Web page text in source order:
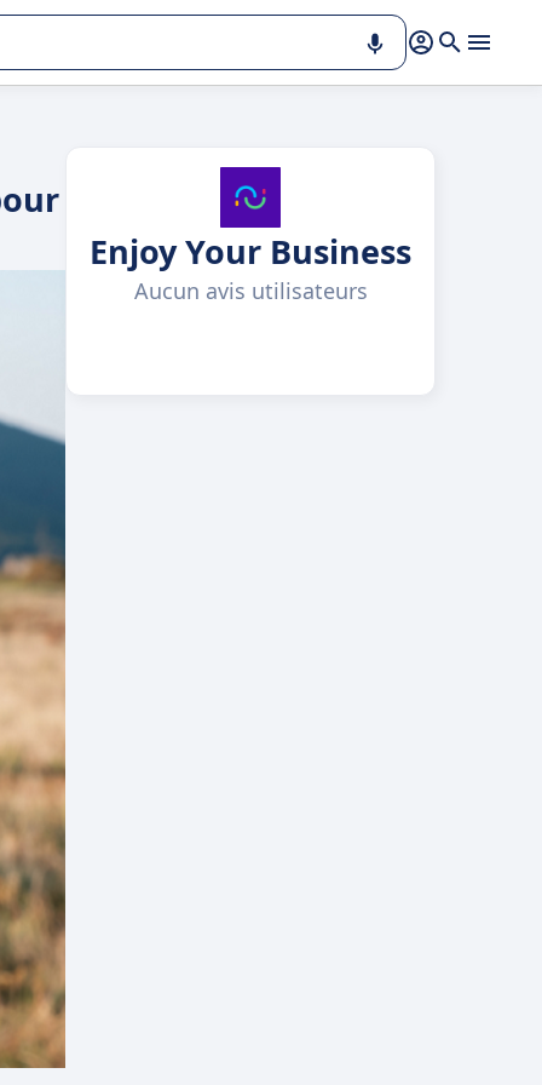
Enjoy Your Business
Aucun avis utilisateurs